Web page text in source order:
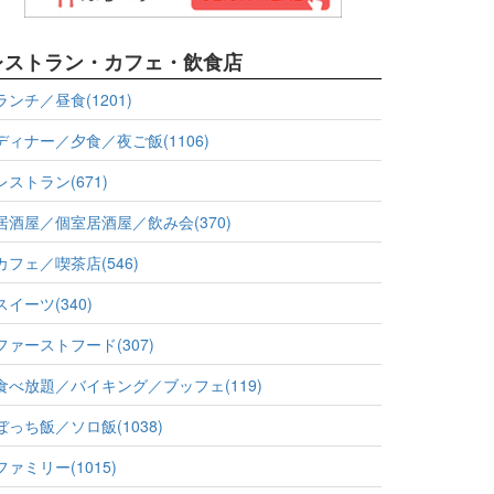
トラン・カフェ・飲食店
ンチ／昼食(1201)
ィナー／夕食／夜ご飯(1106)
ストラン(671)
酒屋／個室居酒屋／飲み会(370)
フェ／喫茶店(546)
イーツ(340)
ァーストフード(307)
べ放題／バイキング／ブッフェ(119)
っち飯／ソロ飯(1038)
ァミリー(1015)